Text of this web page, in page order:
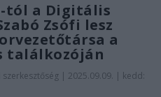
tól a Digitális
Zsófi lesz
a
találkozóján
| 2025.09.09. | kedd: